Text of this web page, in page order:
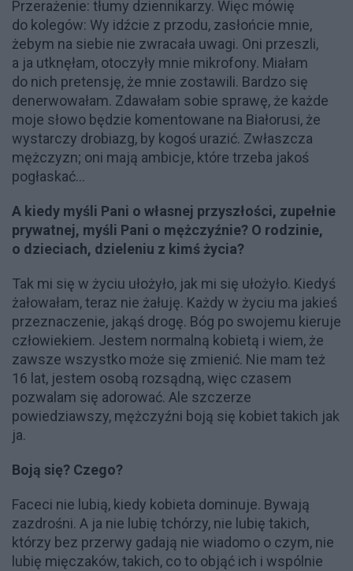
Przerażenie: tłumy dziennikarzy. Więc mówię
do kolegów: Wy idźcie z przodu, zasłońcie mnie,
żebym na siebie nie zwracała uwagi. Oni przeszli,
a ja utknęłam, otoczyły mnie mikrofony. Miałam
do nich pretensję, że mnie zostawili. Bardzo się
denerwowałam. Zdawałam sobie sprawę, że każde
moje słowo będzie komentowane na Białorusi, że
wystarczy drobiazg, by kogoś urazić. Zwłaszcza
mężczyzn; oni mają ambicje, które trzeba jakoś
pogłaskać...
A kiedy myśli Pani o własnej przyszłości, zupełnie
prywatnej, myśli Pani o mężczyźnie? O rodzinie,
o dzieciach, dzieleniu z kimś życia?
Tak mi się w życiu ułożyło, jak mi się ułożyło. Kiedyś
żałowałam, teraz nie żałuję. Każdy w życiu ma jakieś
przeznaczenie, jakąś drogę. Bóg po swojemu kieruje
człowiekiem. Jestem normalną kobietą i wiem, że
zawsze wszystko może się zmienić. Nie mam też
16 lat, jestem osobą rozsądną, więc czasem
pozwalam się adorować. Ale szczerze
powiedziawszy, mężczyźni boją się kobiet takich jak
ja.
Boją się? Czego?
Faceci nie lubią, kiedy kobieta dominuje. Bywają
zazdrośni. A ja nie lubię tchórzy, nie lubię takich,
którzy bez przerwy gadają nie wiadomo o czym, nie
lubię mięczaków, takich, co to objąć ich i wspólnie